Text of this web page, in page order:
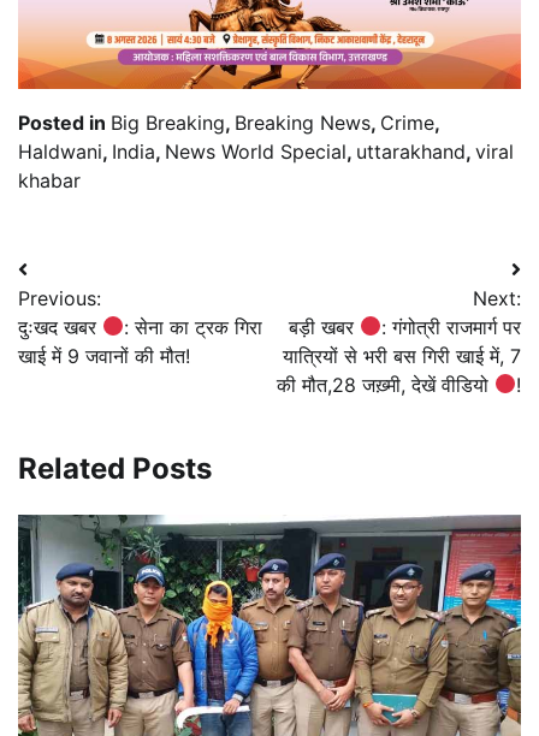
Posted in Big Breaking, Breaking News, Crime,
Haldwani, India, News World Special, uttarakhand, viral
khabar
Post
navigation
Previous:
दुःखद खबर
: सेना का ट्रक गिरा
खाई में 9 जवानों की मौत!
Next:
बड़ी खबर
: गंगोत्री राजमार्ग पर
यात्रियों से भरी बस गिरी खाई में, 7
की मौत,28 जख़्मी, देखें वीडियो
!
Related Posts